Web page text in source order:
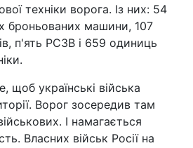
техніки ворога. Із них: 54
броньованих машини, 107
п'ять РСЗВ і 659 одиниць
щоб українські війська
Ворог зосередив там
І намагається
Власних військ Росії на